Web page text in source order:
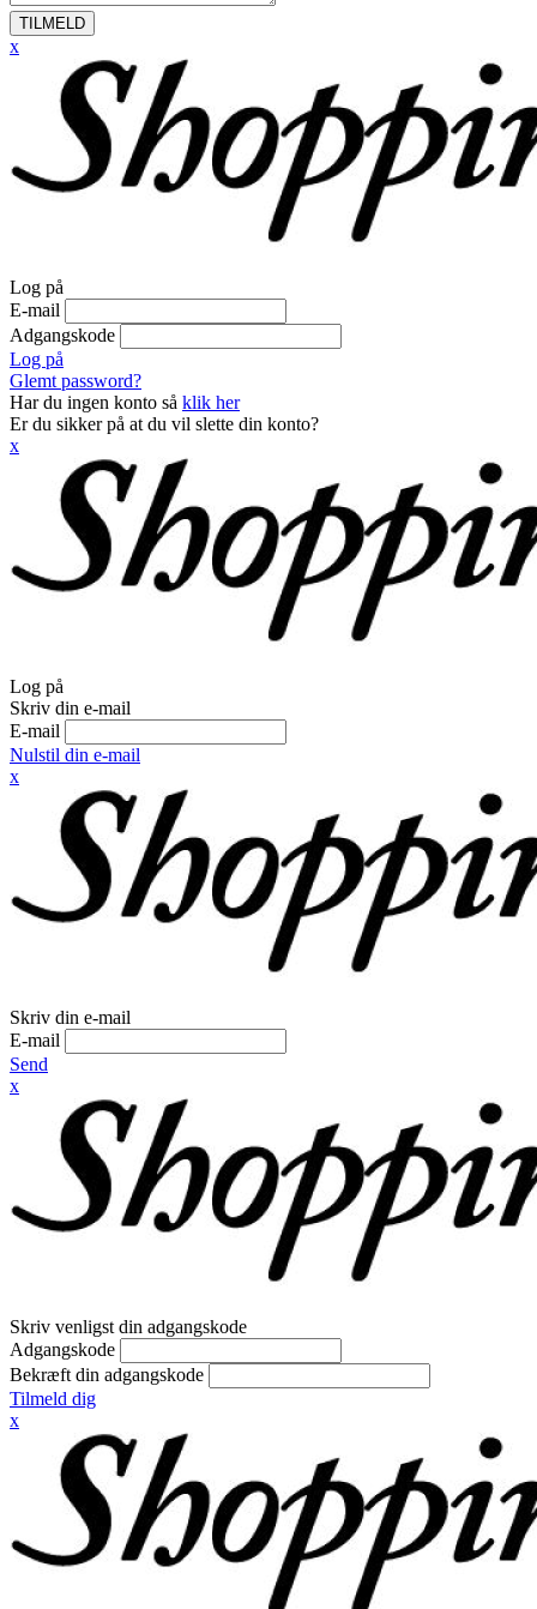
TILMELD
x
Log på
E-mail
Adgangskode
Log på
Glemt password?
Har du ingen konto så klik her
Er du sikker på at du vil slette din konto?
x
Log på
Skriv din e-mail
E-mail
Nulstil din e-mail
x
Skriv din e-mail
E-mail
Send
x
Skriv venligst din adgangskode
Adgangskode
Bekræft din adgangskode
Tilmeld dig
x